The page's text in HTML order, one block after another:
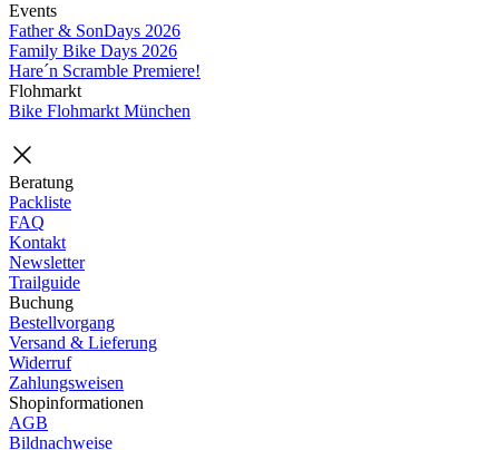
Events
Father & SonDays 2026
Family Bike Days 2026
Hare´n Scramble Premiere!
Flohmarkt
Bike Flohmarkt München
Beratung
Packliste
FAQ
Kontakt
Newsletter
Trailguide
Buchung
Bestellvorgang
Versand & Lieferung
Widerruf
Zahlungsweisen
Shopinformationen
AGB
Bildnachweise